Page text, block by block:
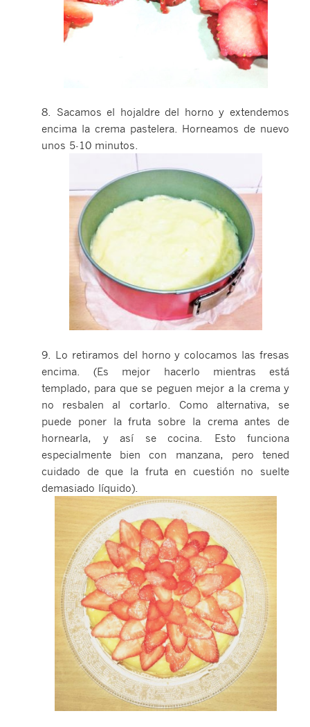
8. Sacamos el hojaldre del horno y extendemos
encima la crema pastelera. Horneamos de nuevo
unos 5-10 minutos.
9. Lo retiramos del horno y colocamos las fresas
encima. (Es mejor hacerlo mientras está
templado, para que se peguen mejor a la crema y
no resbalen al cortarlo. Como alternativa, se
puede poner la fruta sobre la crema antes de
hornearla, y así se cocina. Esto funciona
especialmente bien con manzana, pero tened
cuidado de que la fruta en cuestión no suelte
demasiado líquido).